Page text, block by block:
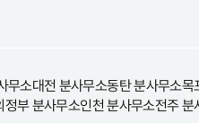
무소대전 분사무소동탄 분사무소목
정부 분사무소인천 분사무소전주 분